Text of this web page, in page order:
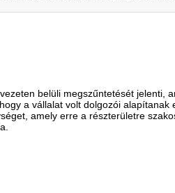
belüli megszűntetését jelenti,
a vállalat volt dolgozói alapítanak
amely erre a részterületre